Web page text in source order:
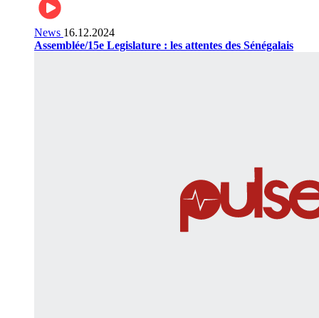
News 16.12.2024
Assemblée/15e Legislature : les attentes des Sénégalais